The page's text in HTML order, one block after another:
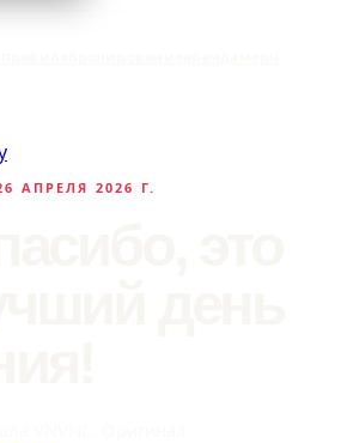
АПРЕЛЯ 2026 Г.